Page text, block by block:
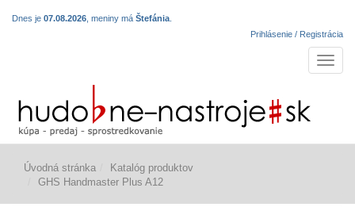
Dnes je 07.08.2026 , meniny má Štefánia
Prihlásenie / Registrácia
Úvodná stránka
Katalóg produktov
GHS Handmaster Plus A12